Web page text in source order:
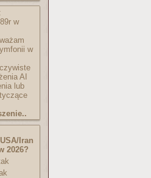
w
w
AI
lub
Iran
2026?